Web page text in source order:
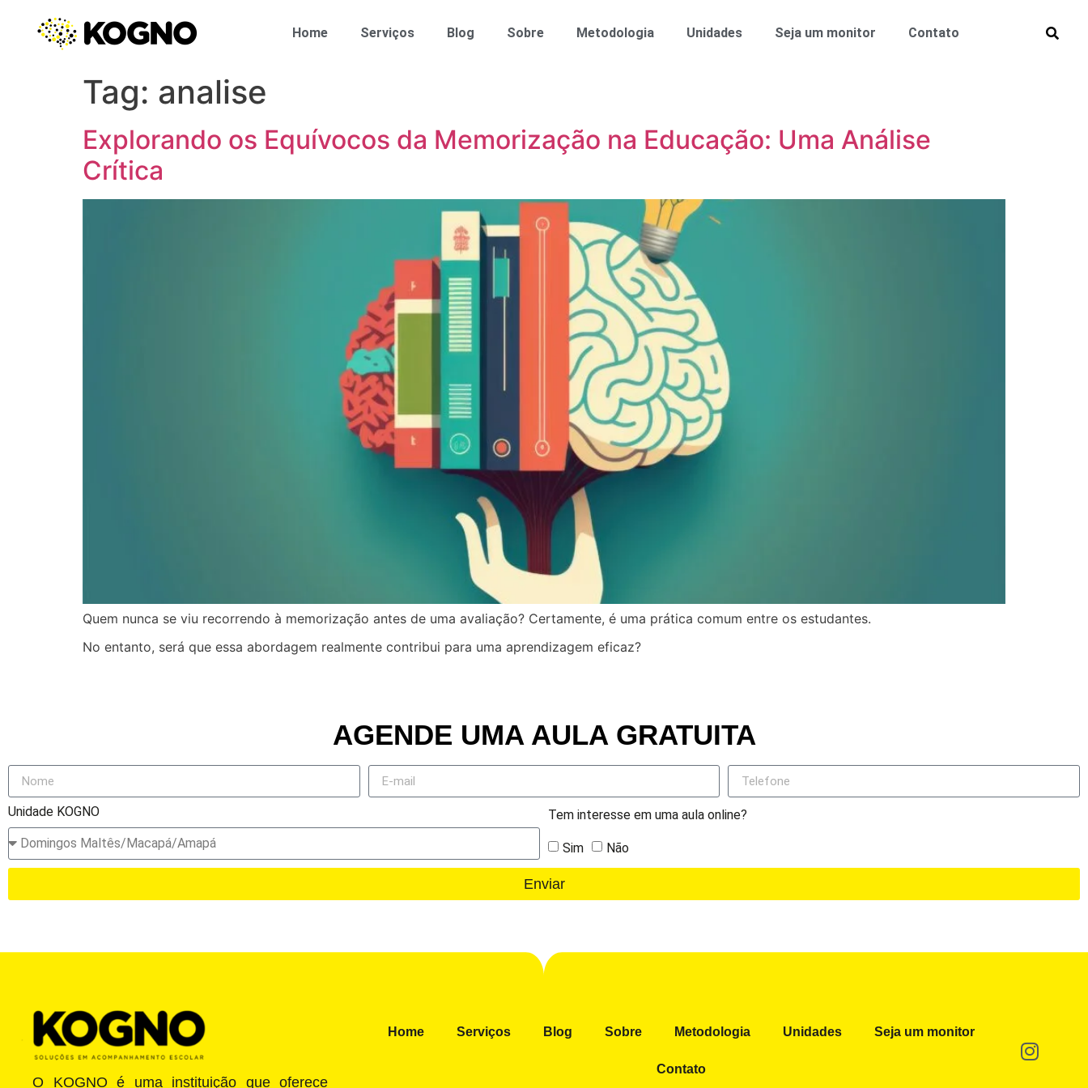
Home Serviços Blog Sobre Metodologia Unidades Seja um monitor Contato
Tag: analise
Explorando os Equívocos da Memorização na Educação: Uma Análise
Crítica
Quem nunca se viu recorrendo à memorização antes de uma avaliação? Certamente, é uma prática comum entre os estudantes.
No entanto, será que essa abordagem realmente contribui para uma aprendizagem eficaz?
AGENDE UMA AULA GRATUITA
Unidade KOGNO Tem interesse em uma aula online?
Sim Não
Enviar
O KOGNO é uma instituição que oferece
Home Serviços Blog Sobre Metodologia Unidades Seja um monitor
Contato